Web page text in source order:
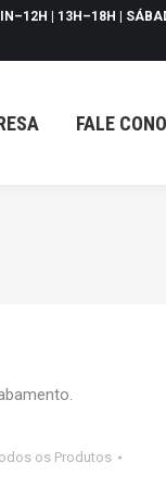
| 13H–18H |
FALE
os Produtos